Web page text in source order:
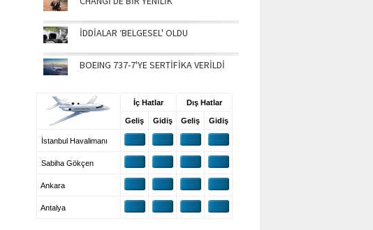
İDDİALAR ‘BELGESEL' OLDU
BOEING 737-7'YE SERTİFİKA VERİLDİ
İç Hatlar Dış Hatlar
Geliş Gidiş Geliş Gidiş
İstanbul Havalimanı
Sabiha Gökçen
Ankara
Antalya